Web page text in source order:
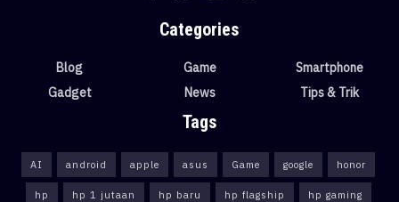
Categories
Blog
Gadget
Game
News
Smartphone
Tips & Trik
Tags
AI android apple asus Game google honor
hp hp 1 jutaan hp baru hp flagship hp gaming